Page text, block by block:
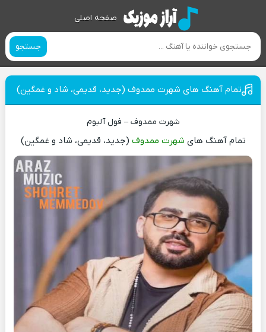
صفحه اصلی
جستجو
تمام آهنگ های شهرت ممدوف (جدید، قدیمی، شاد و غمگین)
شهرت ممدوف – فول آلبوم
تمام آهنگ های شهرت ممدوف (جدید، قدیمی، شاد و غمگین)